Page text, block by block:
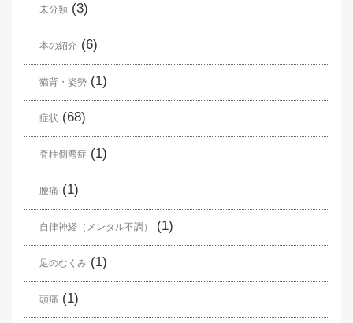
未分類 (3)
本の紹介 (6)
猫背・姿勢 (1)
症状 (68)
脊柱側弯症 (1)
腰痛 (1)
自律神経（メンタル不調） (1)
足のむくみ (1)
頭痛 (1)